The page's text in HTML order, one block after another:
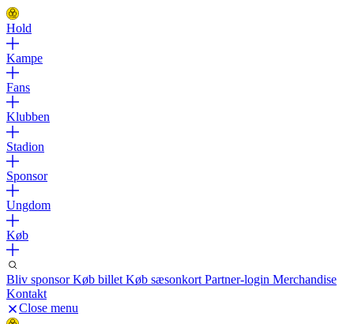
Hold
Kampe
Fans
Klubben
Stadion
Sponsor
Ungdom
Køb
Bliv sponsorKøb billet Køb sæsonkort Partner-login Merchandise
Kontakt
Close menu